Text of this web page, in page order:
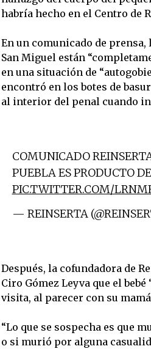
habría hecho en el Centro de
En un comunicado de prensa,
San Miguel están
en una situación de
encontró en los botes de
al interior del penal cuando
COMUNICADO
PUEBLA ES PRODUCTO
PIC.TWITTER.COM/
— REINSERTA
Después, la cofundadora de
Ciro Gómez Leyva que el
visita, al parecer con su
“Lo que se sospecha es que
o si murió por alguna